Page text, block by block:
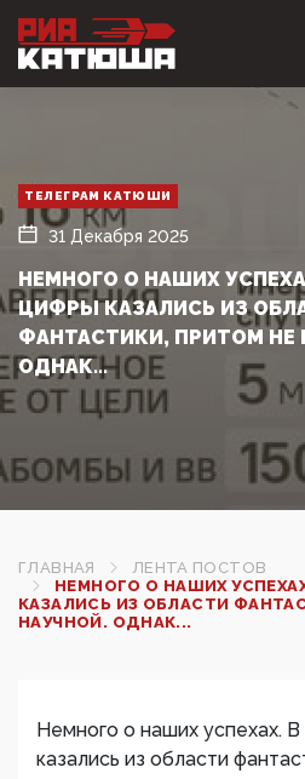
ТЕЛЕГРАМ КАТЮШИ
31 Декабря 2025
НЕМНОГО О НАШИХ
ЦИФРЫ КАЗАЛИСЬ ИЗ
ФАНТАСТИКИ, ПРИТОМ НЕ
ОДНАК...
ГЛАВНАЯ
ЛЕНТА ПОСТОВ
НЕМНОГО О НАШИХ
КАЗАЛИСЬ ИЗ ОБЛАСТИ
НАУЧНОЙ. ОДНАК...
Немного о наших успехах.
казались из области